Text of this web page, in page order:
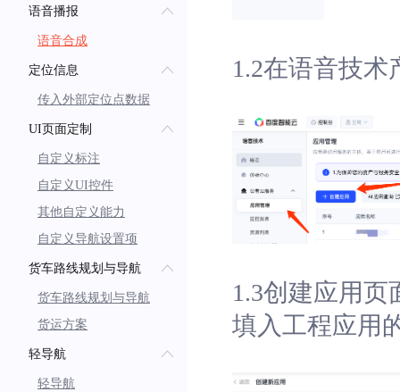
语音播报
语音合成
定位信息
传入外部定位点数据
UI页面定制
自定义标注
自定义UI控件
其他自定义能力
自定义导航设置项
货车路线规划与导航
货车路线规划与导航
货运方案
轻导航
轻导航
1.2在语音技
1.3创建应用
填入工程应用